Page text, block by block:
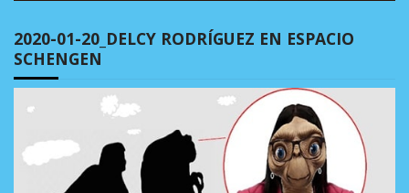
2020-01-20_DELCY RODRÍGUEZ EN ESPACIO
SCHENGEN